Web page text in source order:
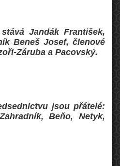
Jandák František,
Beneš Josef, členové
Záruba a Pacovský.
jsou přátelé:
Beňo, Netyk,